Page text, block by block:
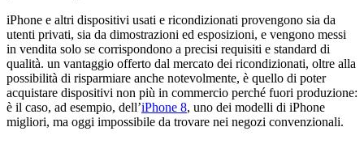
iPhone e altri dispositivi usati e ricondizionati provengono sia da
utenti privati, sia da dimostrazioni ed esposizioni, e vengono messi
in vendita solo se corrispondono a precisi requisiti e standard di
qualità. un vantaggio offerto dal mercato dei ricondizionati, oltre alla
possibilità di risparmiare anche notevolmente, è quello di poter
acquistare dispositivi non più in commercio perché fuori produzione:
è il caso, ad esempio, dell’iPhone 8, uno dei modelli di iPhone
migliori, ma oggi impossibile da trovare nei negozi convenzionali.